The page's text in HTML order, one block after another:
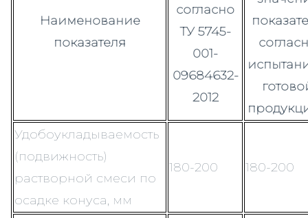
Наименование
показателя
согласно
ТУ 5745-
001-
09684632-
2012
Удобоукладываемость
(подвижность)
растворной смеси по
осадке конуса, мм
180-200 180-200